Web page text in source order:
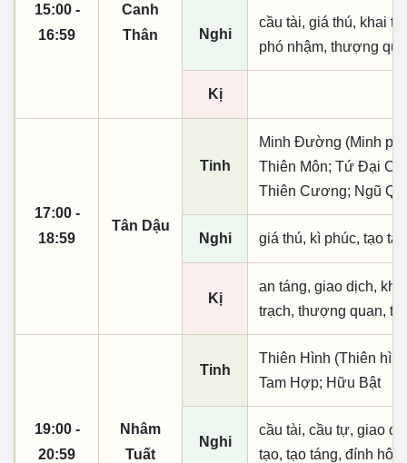
15:00 -
16:59
Canh
Thân
Nghi
cầu tài, giá thú, khai
phó nhậm, thượng
Kị
17:00 -
18:59
Tân Dậu
Tinh
Minh Đường (Minh
Thiên Môn; Tứ Đại
Thiên Cương; Ngũ
Nghi giá thú, kì phúc, tạo
Kị
an táng, giao dịch,
trạch, thượng quan,
19:00 -
20:59
Nhâm
Tuất
Tinh
Thiên Hình (Thiên
Tam Hợp; Hữu Bật
Nghi
cầu tài, cầu tự, giao
tạo, tạo táng, đính hôn